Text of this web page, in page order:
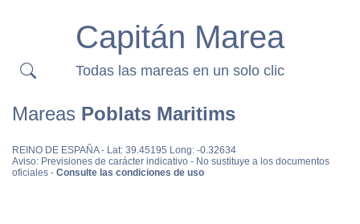
Capitán Marea
Todas las mareas en un solo clic
Mareas Poblats Maritims
REINO DE ESPAÑA- Lat: 39.45195 Long: -0.32634
Aviso: Previsiones de carácter indicativo - No sustituye a los documentos
oficiales - Consulte las condiciones de uso